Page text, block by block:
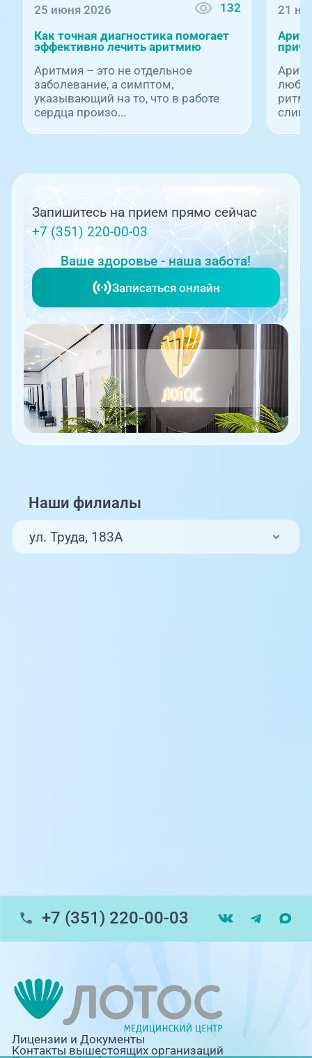
25 июня 2026 132
Как точная диагностика помогает
эффективно лечить аритмию
Аритмия – это не отдельное
заболевание, а симптом,
указывающий на то, что в работе
сердца произо...
21
Запишитесь на прием прямо сейчас
+7 (351) 220-00-03
Ваше здоровье - наша забота!
Записаться онлайн
Наши филиалы
ул. Труда, 183А
помощь)
Профосмотры, ул.Труда, 183Б
г. Златоуст, ул. Щербакова 2, строение 1
(ЦАОП)
+7 (351) 220-00-03
Лицензии и Документы
Контакты вышестоящих организаций